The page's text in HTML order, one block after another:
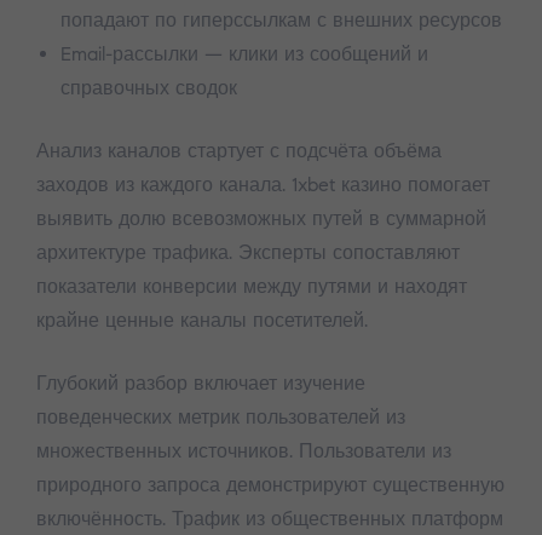
попадают по гиперссылкам с внешних ресурсов
Email-рассылки — клики из сообщений и
справочных сводок
Анализ каналов стартует с подсчёта объёма
заходов из каждого канала. 1xbet казино помогает
выявить долю всевозможных путей в суммарной
архитектуре трафика. Эксперты сопоставляют
показатели конверсии между путями и находят
крайне ценные каналы посетителей.
Глубокий разбор включает изучение
поведенческих метрик пользователей из
множественных источников. Пользователи из
природного запроса демонстрируют существенную
включённость. Трафик из общественных платформ